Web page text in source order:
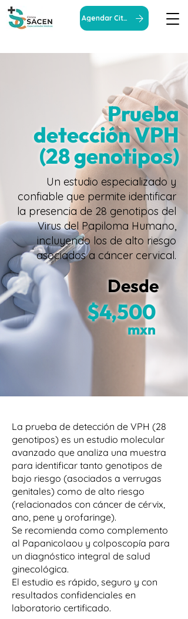
Agendar Cita
Prueba
detección VPH
(28 genotipos)
Un estudio especializado y
confiable que permite identificar
la presencia de 28 genotipos del
Virus del Papiloma Humano,
incluyendo los de alto riesgo
asociados a cáncer cervical.
Desde
$4,500
mxn
La prueba de detección de VPH (28
genotipos) es un estudio molecular
avanzado que analiza una muestra
para identificar tanto genotipos de
bajo riesgo (asociados a verrugas
genitales) como de alto riesgo
(relacionados con cáncer de cérvix,
ano, pene y orofaringe).
Se recomienda como complemento
al Papanicolaou y colposcopía para
un diagnóstico integral de salud
ginecológica.
El estudio es rápido, seguro y con
resultados confidenciales en
laboratorio certificado.